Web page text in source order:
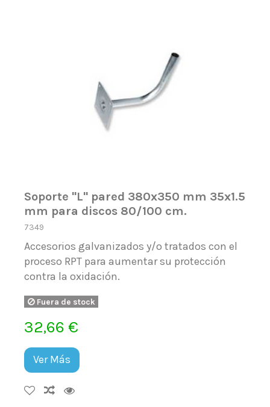
Soporte ''L'' pared 380x350 mm 35x1.5
mm para discos 80/100 cm.
7349
Accesorios galvanizados y/o tratados con el
proceso RPT para aumentar su protección
contra la oxidación.
Fuera de stock
32,66 €
Ver Más